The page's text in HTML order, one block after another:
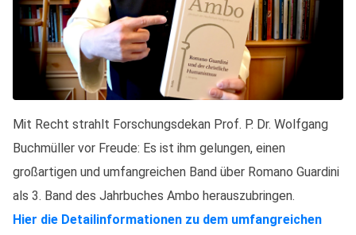
Mit Recht strahlt Forschungsdekan Prof. P. Dr. Wolfgang
Buchmüller vor Freude: Es ist ihm gelungen, einen
großartigen und umfangreichen Band über Romano Guardini
als 3. Band des Jahrbuches Ambo herauszubringen.
Hier die Detailinformationen zu dem umfangreichen